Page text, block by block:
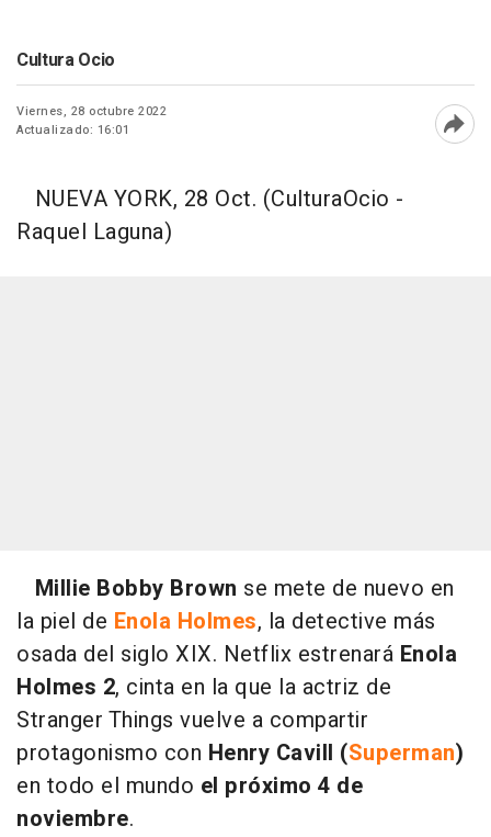
Cultura Ocio
Viernes, 28 octubre 2022
Actualizado: 16:01
NUEVA YORK, 28 Oct. (CulturaOcio -
Raquel Laguna)
Millie Bobby Brown se mete de nuevo en
la piel de Enola Holmes, la detective más
osada del siglo XIX. Netflix estrenará Enola
Holmes 2, cinta en la que la actriz de
Stranger Things vuelve a compartir
protagonismo con Henry Cavill (Superman)
en todo el mundo el próximo 4 de
noviembre.